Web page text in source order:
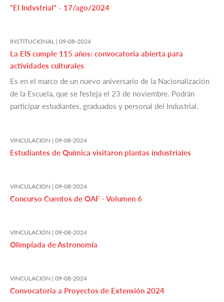
"El Indvstrial" - 17/ago/2024
INSTITUCIONAL | 09-08-2024
La EIS cumple 115 años: convocatoria abierta para
actividades culturales
Es en el marco de un nuevo aniversario de la Nacionalización
de la Escuela, que se festeja el 23 de noviembre. Podrán
participar estudiantes, graduados y personal del Industrial.
VINCULACION | 09-08-2024
Estudiantes de Química visitaron plantas industriales
VINCULACION | 09-08-2024
Concurso Cuentos de OAF - Volumen 6
VINCULACION | 09-08-2024
Olimpíada de Astronomía
VINCULACION | 09-08-2024
Convocatoria a Proyectos de Extensión 2024